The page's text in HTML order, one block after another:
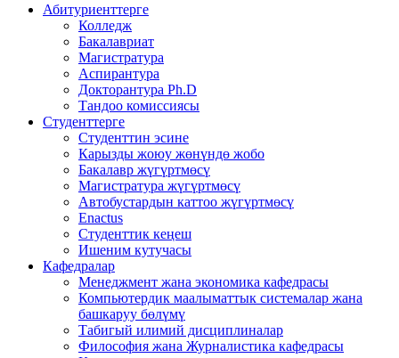
Абитуриенттерге
Колледж
Бакалавриат
Магистратура
Аспирантура
Докторантура Ph.D
Тандоо комиссиясы
Студенттерге
Студенттин эсине
Карызды жоюу жөнүндө жобо
Бакалавр жүгүртмөсү
Магистратура жүгүртмөсү
Автобустардын каттоо жүгүртмөсү
Enactus
Студенттик кеңеш
Ишеним кутучасы
Кафедралар
Менеджмент жана экономика кафедрасы
Компьютердик маалыматтык системалар жана
башкаруу бөлүмү
Табигый илимий дисциплиналар
Философия жана Журналистика кафедрасы